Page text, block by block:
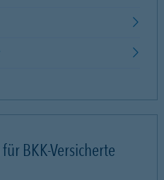
BKK-Versicherte